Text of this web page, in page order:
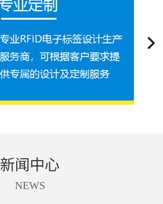
新闻中心
NEWS